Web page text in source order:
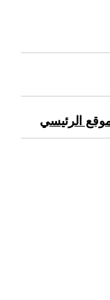
الرئيسي